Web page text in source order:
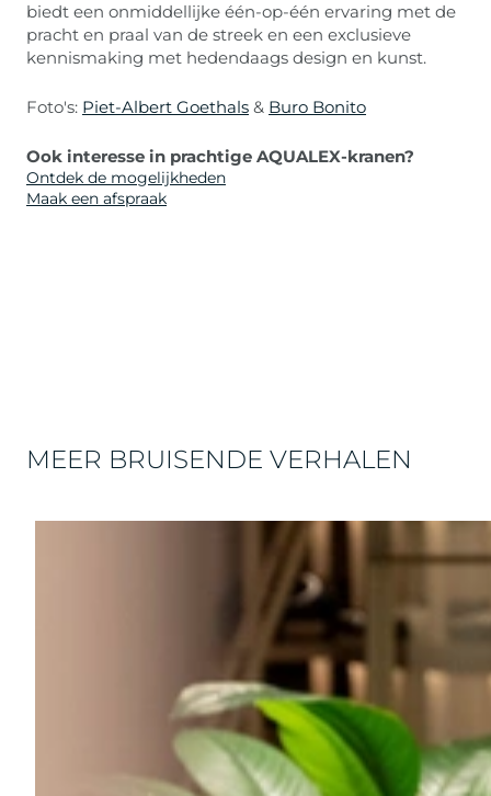
biedt een onmiddellijke één-op-één ervaring met de
pracht en praal van de streek en een exclusieve
kennismaking met hedendaags design en kunst.
Foto's: Piet-Albert Goethals & Buro Bonito
Ook interesse in prachtige AQUALEX-kranen?
Ontdek de mogelijkheden
Maak een afspraak
MEER BRUISENDE VERHALEN